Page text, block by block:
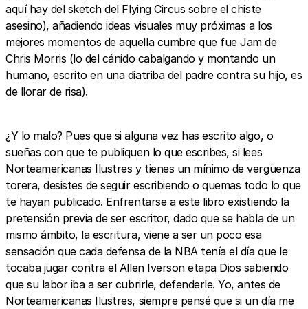
aquí hay del sketch del Flying Circus sobre el chiste
asesino), añadiendo ideas visuales muy próximas a los
mejores momentos de aquella cumbre que fue Jam de
Chris Morris (lo del cánido cabalgando y montando un
humano, escrito en una diatriba del padre contra su hijo, es
de llorar de risa).
¿Y lo malo? Pues que si alguna vez has escrito algo, o
sueñas con que te publiquen lo que escribes, si lees
Norteamericanas Ilustres y tienes un mínimo de vergüenza
torera, desistes de seguir escribiendo o quemas todo lo que
te hayan publicado. Enfrentarse a este libro existiendo la
pretensión previa de ser escritor, dado que se habla de un
mismo ámbito, la escritura, viene a ser un poco esa
sensación que cada defensa de la NBA tenía el día que le
tocaba jugar contra el Allen Iverson etapa Dios sabiendo
que su labor iba a ser cubrirle, defenderle. Yo, antes de
Norteamericanas Ilustres, siempre pensé que si un día me